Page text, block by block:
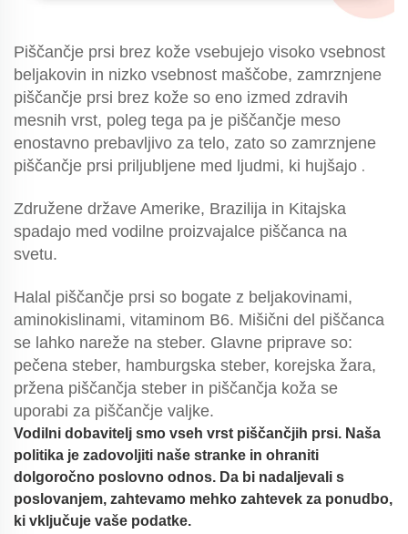
Piščančje prsi brez kože vsebujejo visoko vsebnost
beljakovin in nizko vsebnost maščobe, zamrznjene
piščančje prsi brez kože so eno izmed zdravih
mesnih vrst, poleg tega pa je piščančje meso
enostavno prebavljivo za telo, zato so zamrznjene
piščančje prsi priljubljene med ljudmi, ki hujšajo .
Združene države Amerike, Brazilija in Kitajska
spadajo med vodilne proizvajalce piščanca na
svetu.
Halal piščančje prsi so bogate z beljakovinami,
aminokislinami, vitaminom B6. Mišični del piščanca
se lahko nareže na steber. Glavne priprave so:
pečena steber, hamburgska steber, korejska žara,
pržena piščančja steber in piščančja koža se
uporabi za piščančje valjke.
Vodilni dobavitelj smo vseh vrst piščančjih prsi. Naša
politika je zadovoljiti naše stranke in ohraniti
dolgoročno poslovno odnos. Da bi nadaljevali s
poslovanjem, zahtevamo mehko zahtevek za ponudbo,
ki vključuje vaše podatke.